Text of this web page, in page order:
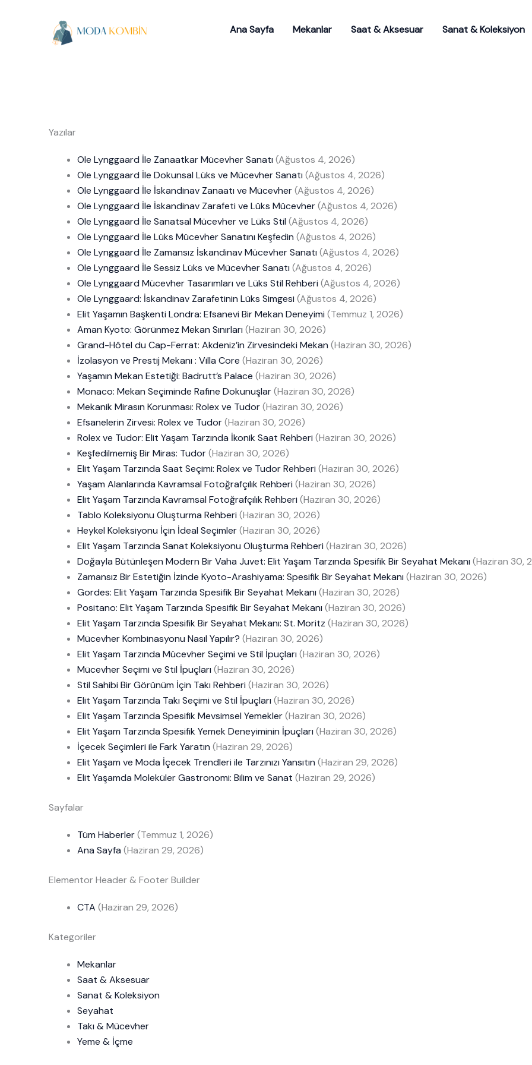
Ana Sayfa Mekanlar Saat & Aksesuar Sanat & Koleksiyon
Yazılar
Ole Lynggaard İle Zanaatkar Mücevher Sanatı (Ağustos 4, 2026)
Ole Lynggaard İle Dokunsal Lüks ve Mücevher Sanatı (Ağustos 4, 2026)
Ole Lynggaard İle İskandinav Zanaatı ve Mücevher(Ağustos 4, 2026)
Ole Lynggaard İle İskandinav Zarafeti ve Lüks Mücevher(Ağustos 4, 2026)
Ole Lynggaard İle Sanatsal Mücevher ve Lüks Stil (Ağustos 4, 2026)
Ole Lynggaard İle Lüks Mücevher Sanatını Keşfedin (Ağustos 4, 2026)
Ole Lynggaard İle Zamansız İskandinav Mücevher Sanatı (Ağustos 4, 2026)
Ole Lynggaard İle Sessiz Lüks ve Mücevher Sanatı (Ağustos 4, 2026)
Ole Lynggaard Mücevher Tasarımları ve Lüks Stil Rehberi (Ağustos 4, 2026)
Ole Lynggaard: İskandinav Zarafetinin Lüks Simgesi (Ağustos 4, 2026)
Elit Yaşamın Başkenti Londra: Efsanevi Bir Mekan Deneyimi (Temmuz 1, 2026)
Aman Kyoto: Görünmez Mekan Sınırları (Haziran 30, 2026)
Grand-Hôtel du Cap-Ferrat: Akdeniz’in Zirvesindeki Mekan (Haziran 30, 2026)
İzolasyon ve Prestij Mekanı : Villa Core (Haziran 30, 2026)
Yaşamın Mekan Estetiği: Badrutt’s Palace (Haziran 30, 2026)
Monaco: Mekan Seçiminde Rafine Dokunuşlar(Haziran 30, 2026)
Mekanik Mirasın Korunması: Rolex ve Tudor(Haziran 30, 2026)
Efsanelerin Zirvesi: Rolex ve Tudor(Haziran 30, 2026)
Rolex ve Tudor: Elit Yaşam Tarzında İkonik Saat Rehberi (Haziran 30, 2026)
Keşfedilmemiş Bir Miras: Tudor(Haziran 30, 2026)
Elit Yaşam Tarzında Saat Seçimi: Rolex ve Tudor Rehberi (Haziran 30, 2026)
Yaşam Alanlarında Kavramsal Fotoğrafçılık Rehberi (Haziran 30, 2026)
Elit Yaşam Tarzında Kavramsal Fotoğrafçılık Rehberi (Haziran 30, 2026)
Tablo Koleksiyonu Oluşturma Rehberi (Haziran 30, 2026)
Heykel Koleksiyonu İçin İdeal Seçimler(Haziran 30, 2026)
Elit Yaşam Tarzında Sanat Koleksiyonu Oluşturma Rehberi (Haziran 30, 2026)
Doğayla Bütünleşen Modern Bir Vaha Juvet: Elit Yaşam Tarzında Spesifik Bir Seyahat Mekanı (Haziran 30,
Zamansız Bir Estetiğin İzinde Kyoto-Arashiyama: Spesifik Bir Seyahat Mekanı (Haziran 30, 2026)
Gordes: Elit Yaşam Tarzında Spesifik Bir Seyahat Mekanı (Haziran 30, 2026)
Positano: Elit Yaşam Tarzında Spesifik Bir Seyahat Mekanı (Haziran 30, 2026)
Elit Yaşam Tarzında Spesifik Bir Seyahat Mekanı: St. Moritz (Haziran 30, 2026)
Mücevher Kombinasyonu Nasıl Yapılır? (Haziran 30, 2026)
Elit Yaşam Tarzında Mücevher Seçimi ve Stil İpuçları (Haziran 30, 2026)
Mücevher Seçimi ve Stil İpuçları (Haziran 30, 2026)
Stil Sahibi Bir Görünüm İçin Takı Rehberi (Haziran 30, 2026)
Elit Yaşam Tarzında Takı Seçimi ve Stil İpuçları (Haziran 30, 2026)
Elit Yaşam Tarzında Spesifik Mevsimsel Yemekler(Haziran 30, 2026)
Elit Yaşam Tarzında Spesifik Yemek Deneyiminin İpuçları (Haziran 30, 2026)
İçecek Seçimleri ile Fark Yaratın (Haziran 29, 2026)
Elit Yaşam ve Moda İçecek Trendleri ile Tarzınızı Yansıtın (Haziran 29, 2026)
Elit Yaşamda Moleküler Gastronomi: Bilim ve Sanat (Haziran 29, 2026)
Sayfalar
Tüm Haberler(Temmuz 1, 2026)
Ana Sayfa (Haziran 29, 2026)
Elementor Header & Footer Builder
CTA (Haziran 29, 2026)
Kategoriler
Mekanlar
Saat & Aksesuar
Sanat & Koleksiyon
Seyahat
Takı & Mücevher
Yeme & İçme